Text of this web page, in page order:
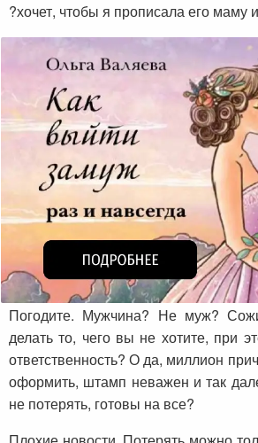
?хочет, чтобы я прописала его маму
Погодите. Мужчина? Не муж?
делать то, чего вы не хотите, при
ответственность? О да, миллион
оформить, штамп неважен и так
не потерять, готовы на все?